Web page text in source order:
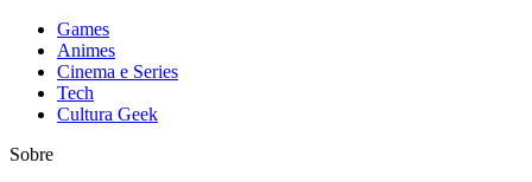
Games
Animes
Cinema e Series
Tech
Cultura Geek
Sobre